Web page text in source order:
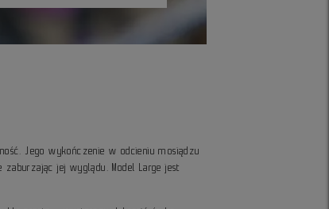
Jego wykończenie w odcieniu mosiądzu
jej wyglądu. Model Large jest